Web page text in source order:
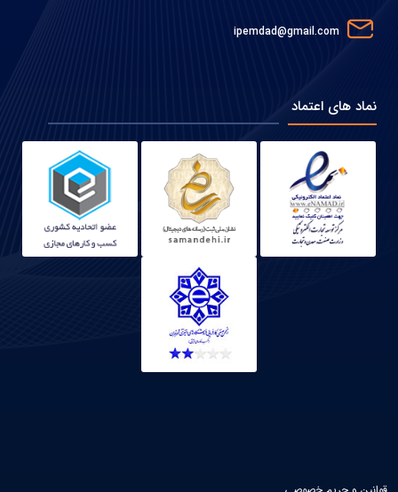
ipemdad@gmail.com
نماد های اعتماد